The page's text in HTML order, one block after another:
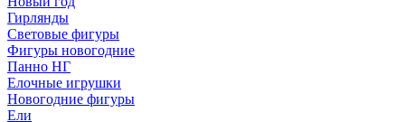
Гирлянды
Световые фигуры
Фигуры новогодние
Панно НГ
Елочные игрушки
Новогодние фигуры
Ели